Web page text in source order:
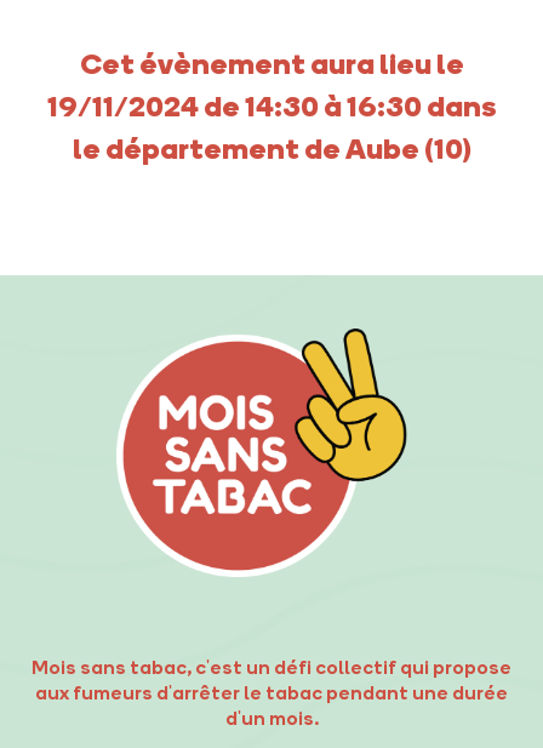
Cet évènement aura lieu le
19/11/2024 de 14:30 à 16:30 dans
le département de Aube (10)
Mois sans tabac, c'est un défi collectif qui propose
aux fumeurs d'arrêter le tabac pendant une durée
d'un mois.